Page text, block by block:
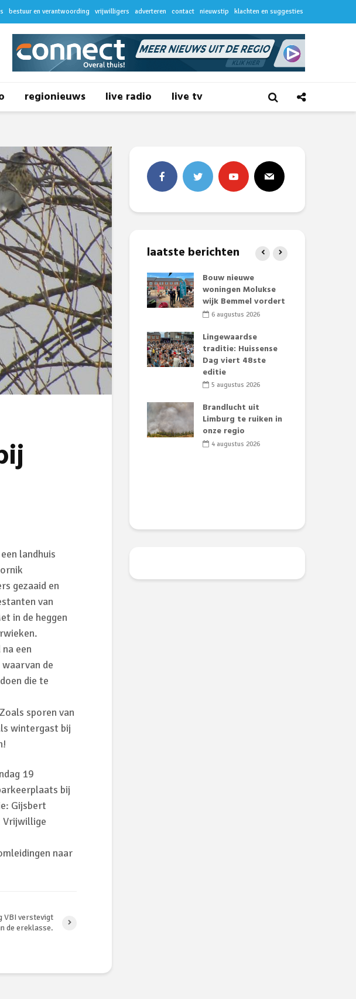
bestuur en verantwoording vrijwilligers adverteren contact nieuwstip klachten en suggesties
regionieuws live radio live tv
landhuis
gezaaid en
van
in de heggen
een
de
die te
sporen van
wintergast bij
19
bij
Gijsbert
Vrijwillige
naar
VBI verstevigt
de ereklasse.
laatste berichten
Ontmoet Huubke:
Het nieuwe gezicht
van onze events!
28 juli 2026
Komkommertijd op
Angerse basisschool:
‘Eerste groenten
geoogst’
28 juli 2026
Bouw nieuwe
woningen Molukse
wijk Bemmel vordert
6 augustus 2026
Lingewaardse
traditie: Huissense
Dag viert 48ste
editie
5 augustus 2026
Brandlucht uit
Limburg te ruiken in
onze regio
4 augustus 2026